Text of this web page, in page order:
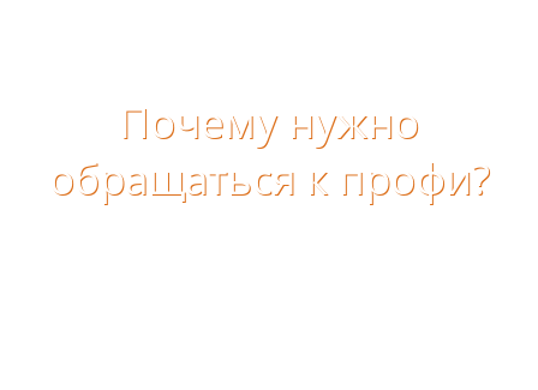
Почему нужно
обращаться к профи?